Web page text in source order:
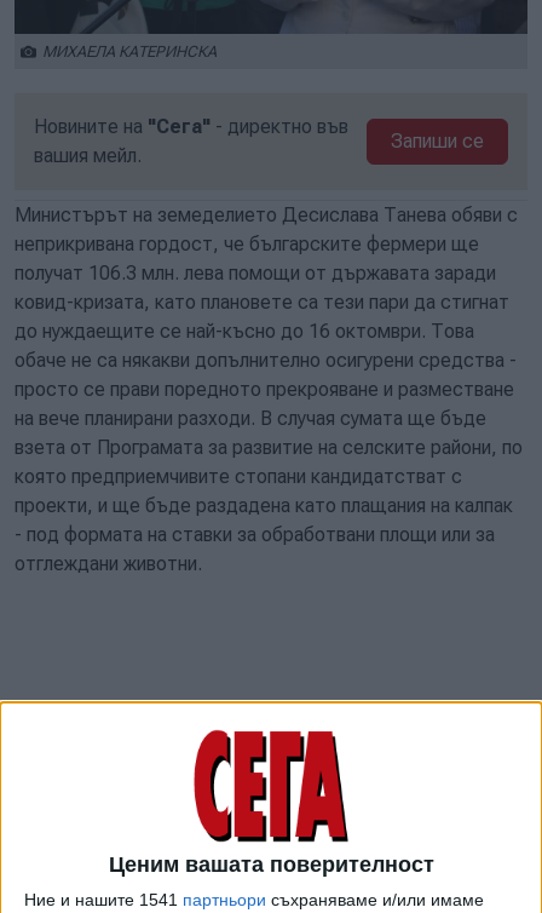
Ценим вашата поверителност
Ние и нашите 1541 партньори съхраняваме и/или имаме
МИХАЕЛА КАТЕРИНСКА
Новините на "Сега" - директно във
вашия мейл.
Запиши се
Министърът на земеделието Десислава Танева обяви с
неприкривана гордост, че българските фермери ще
получат 106.3 млн. лева помощи от държавата заради
ковид-кризата, като плановете са тези пари да стигнат
до нуждаещите се най-късно до 16 октомври. Това
обаче не са някакви допълнително осигурени средства -
просто се прави поредното прекрояване и разместване
на вече планирани разходи. В случая сумата ще бъде
взета от Програмата за развитие на селските райони, по
която предприемчивите стопани кандидатстват с
проекти, и ще бъде раздадена като плащания на калпак
- под формата на ставки за обработвани площи или за
отглеждани животни.